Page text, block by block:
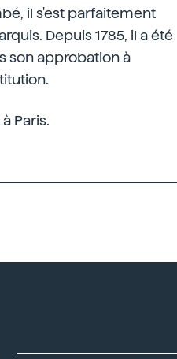
il s'est parfaitement
Depuis 1785, il a été
son approbation à
Paris.